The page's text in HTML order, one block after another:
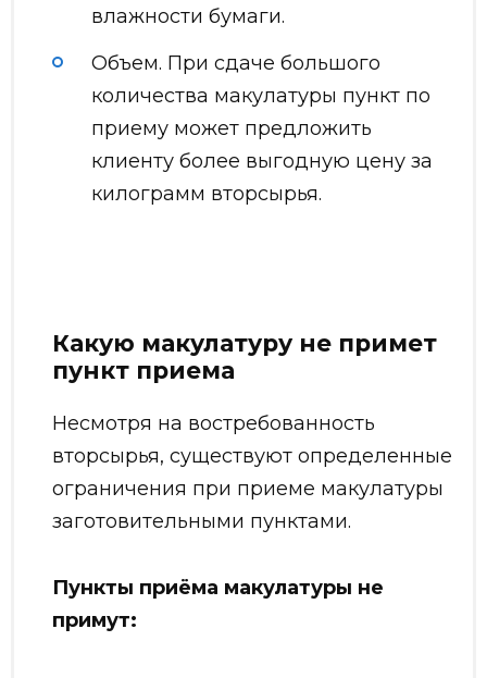
влажности бумаги.
Объем. При сдаче большого
количества макулатуры пункт по
приему может предложить
клиенту более выгодную цену за
килограмм вторсырья.
Какую макулатуру не примет
пункт приема
Несмотря на востребованность
вторсырья, существуют определенные
ограничения при приеме макулатуры
заготовительными пунктами.
Пункты приёма макулатуры не
примут: